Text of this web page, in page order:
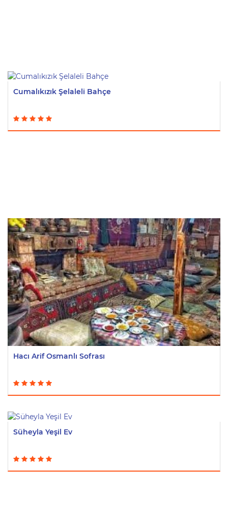
Cumalıkızık Şelaleli Bahçe
Hacı Arif Osmanlı Sofrası
Süheyla Yeşil Ev